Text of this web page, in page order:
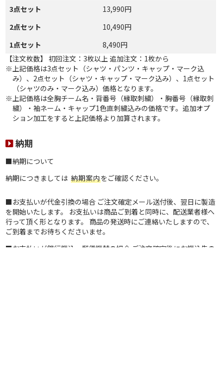
3点セット
13,990円
2点セット
10,490円
1点セット
8,490円
【注文枚数】初回注文：3枚以上 追加注文：1枚から
※上記価格は3点セット（シャツ・パンツ・キャップ・マーク込
み）、2点セット（シャツ・キャップ・マーク込み）、1点セット
（シャツのみ・マーク込み）価格となります。
※上記価格は全胸チーム名・背番号（縁取刺繍）・胸番号（縁取刺
繍）・袖ネーム・キャップ1色直刺繍込みの価格です。追加オプ
ション加工をすると上記価格より加算されます。
納期
■納期について
納期につきましては 納期案内をご確認ください。
■お支払いが代金引換の場合 ご注文確定メール送付後、翌日に製造
を開始いたします。 お支払いは商品ご到着と同時に、配送業者様へ
行って頂く形となります。 商品の発送時にご連絡いたしますので、
ご到着までお待ちくださいませ。
■お支払いが銀行振込、郵便振替の場合 ご注文確定後にお振込先の